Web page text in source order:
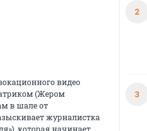
видео
(Жером
в шале от
журналистка
которая начинает
2
3